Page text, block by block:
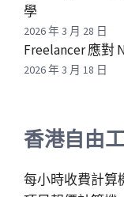
學
2026 年 3 月 28 日
Freelancer 應對
2026 年 3 月 18 日
香港自由
每小時收費計算